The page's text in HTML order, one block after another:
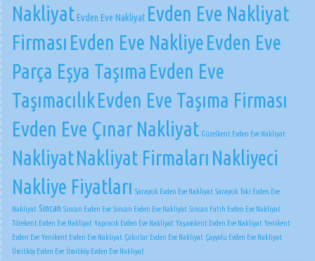
NakliyatEvden Eve Nakliyat Evden Eve Nakliyat
Firması Evden Eve NakliyeEvden Eve
Parça Eşya Taşıma Evden Eve
TaşımacılıkEvden Eve Taşıma Firması
Evden Eve Çınar Nakliyat Güzelkent Evden Eve Nakliyat
NakliyatNakliyat Firmaları Nakliyeci
Nakliye Fiyatları Saraycık Evden Eve Nakliyat Saraycık Toki Evden Eve
Nakliyat Sincan Sincan Evden Eve Sincan Evden Eve Nakliyat Sincan Fatih Evden Eve Nakliyat
Törekent Evden Eve Nakliyat Yapracık Evden Eve Nakliyat Yaşamkent Evden Eve Nakliyat Yenikent
Evden Eve Yenikent Evden Eve Nakliyat Çakırlar Evden Eve Nakliyat Çayyolu Evden Eve Nakliyat
Ümitköy Evden Eve Ümitköy Evden Eve Nakliyat